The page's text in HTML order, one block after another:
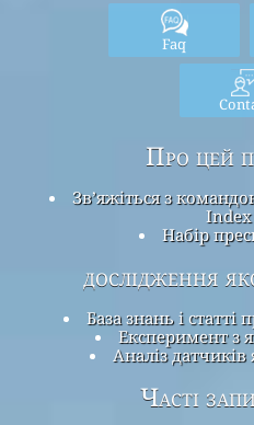
Faq
Про цей
Зв’яжіться з
Index
Набір
дослідження
База знань і статті
Експеримент з
Аналіз датчиків
Часті